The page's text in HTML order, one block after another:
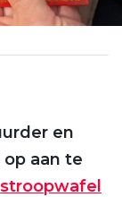
en
aan te
stroopwafel